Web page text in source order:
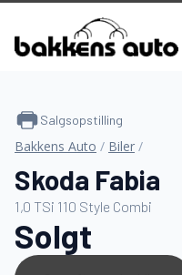
Salgsopstilling
Bakkens Auto / Biler /
Skoda Fabia
1,0 TSi 110 Style Combi
Solgt